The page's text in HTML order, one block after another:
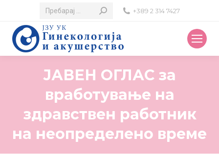
Search:
+389 2 314 7427
ЈАВЕН ОГЛАС за
вработување на
здравствен работник
на неопределено време